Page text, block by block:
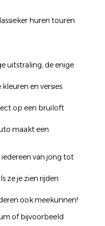
huren touren
uitstraling, de enige
en versies
op een bruiloft
maakt een
van jong tot
ze je zien rijden
ook meekunnen!
of bijvoorbeeld